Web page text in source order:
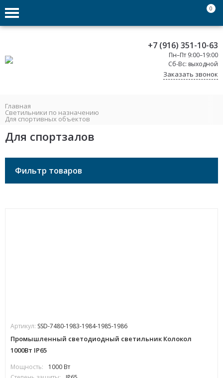
0
+7 (916) 351-10-63
Пн–Пт 9:00–19:00
Сб-Вс: выходной
Заказать звонок
Главная
Светильники по назначению
Для спортивных объектов
Для спортзалов
Фильтр товаров
Артикул: SSD-7480-1983-1984-1985-1986
Промышленный светодиодный светильник Колокол
1000Вт IP65
Мощность:
1000 Вт